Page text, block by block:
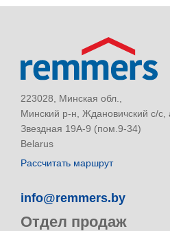
223028, Минская обл.,
Минский р-н, Ждановичский с/с,
Звездная 19А-9 (пом.9-34)
Belarus
Рассчитать маршрут
info@remmers.by
Отдел продаж